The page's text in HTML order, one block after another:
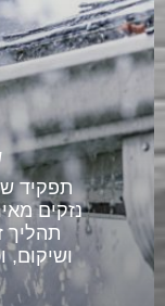
תפקיד
נזקים
תהליך
ושיקום,